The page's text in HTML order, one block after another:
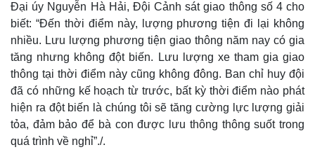
Đại úy Nguyễn Hà Hải, Đội Cảnh sát giao thông số 4 cho
biết: “Đến thời điểm này, lượng phương tiện đi lại không
nhiều. Lưu lượng phương tiện giao thông năm nay có gia
tăng nhưng không đột biến. Lưu lượng xe tham gia giao
thông tại thời điểm này cũng không đông. Ban chỉ huy đội
đã có những kế hoạch từ trước, bất kỳ thời điểm nào phát
hiện ra đột biến là chúng tôi sẽ tăng cường lực lượng giải
tỏa, đảm bảo để bà con được lưu thông thông suốt trong
quá trình về nghỉ”./.